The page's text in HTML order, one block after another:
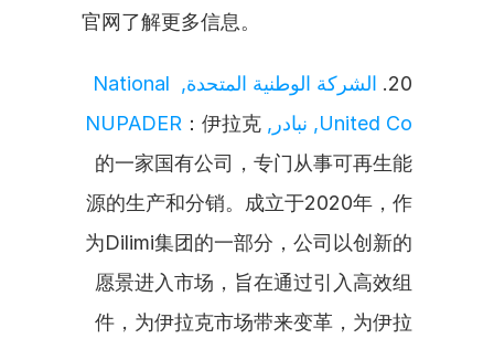
官网了解更多信息。
20.
الشركة الوطنية المتحدة, National
United Co, نبادر, NUPADER
：伊拉克
的一家国有公司，专门从事可再生能
源的生产和分销。成立于2020年，作
为Dilimi集团的一部分，公司以创新的
愿景进入市场，旨在通过引入高效组
件，为伊拉克市场带来变革，为伊拉